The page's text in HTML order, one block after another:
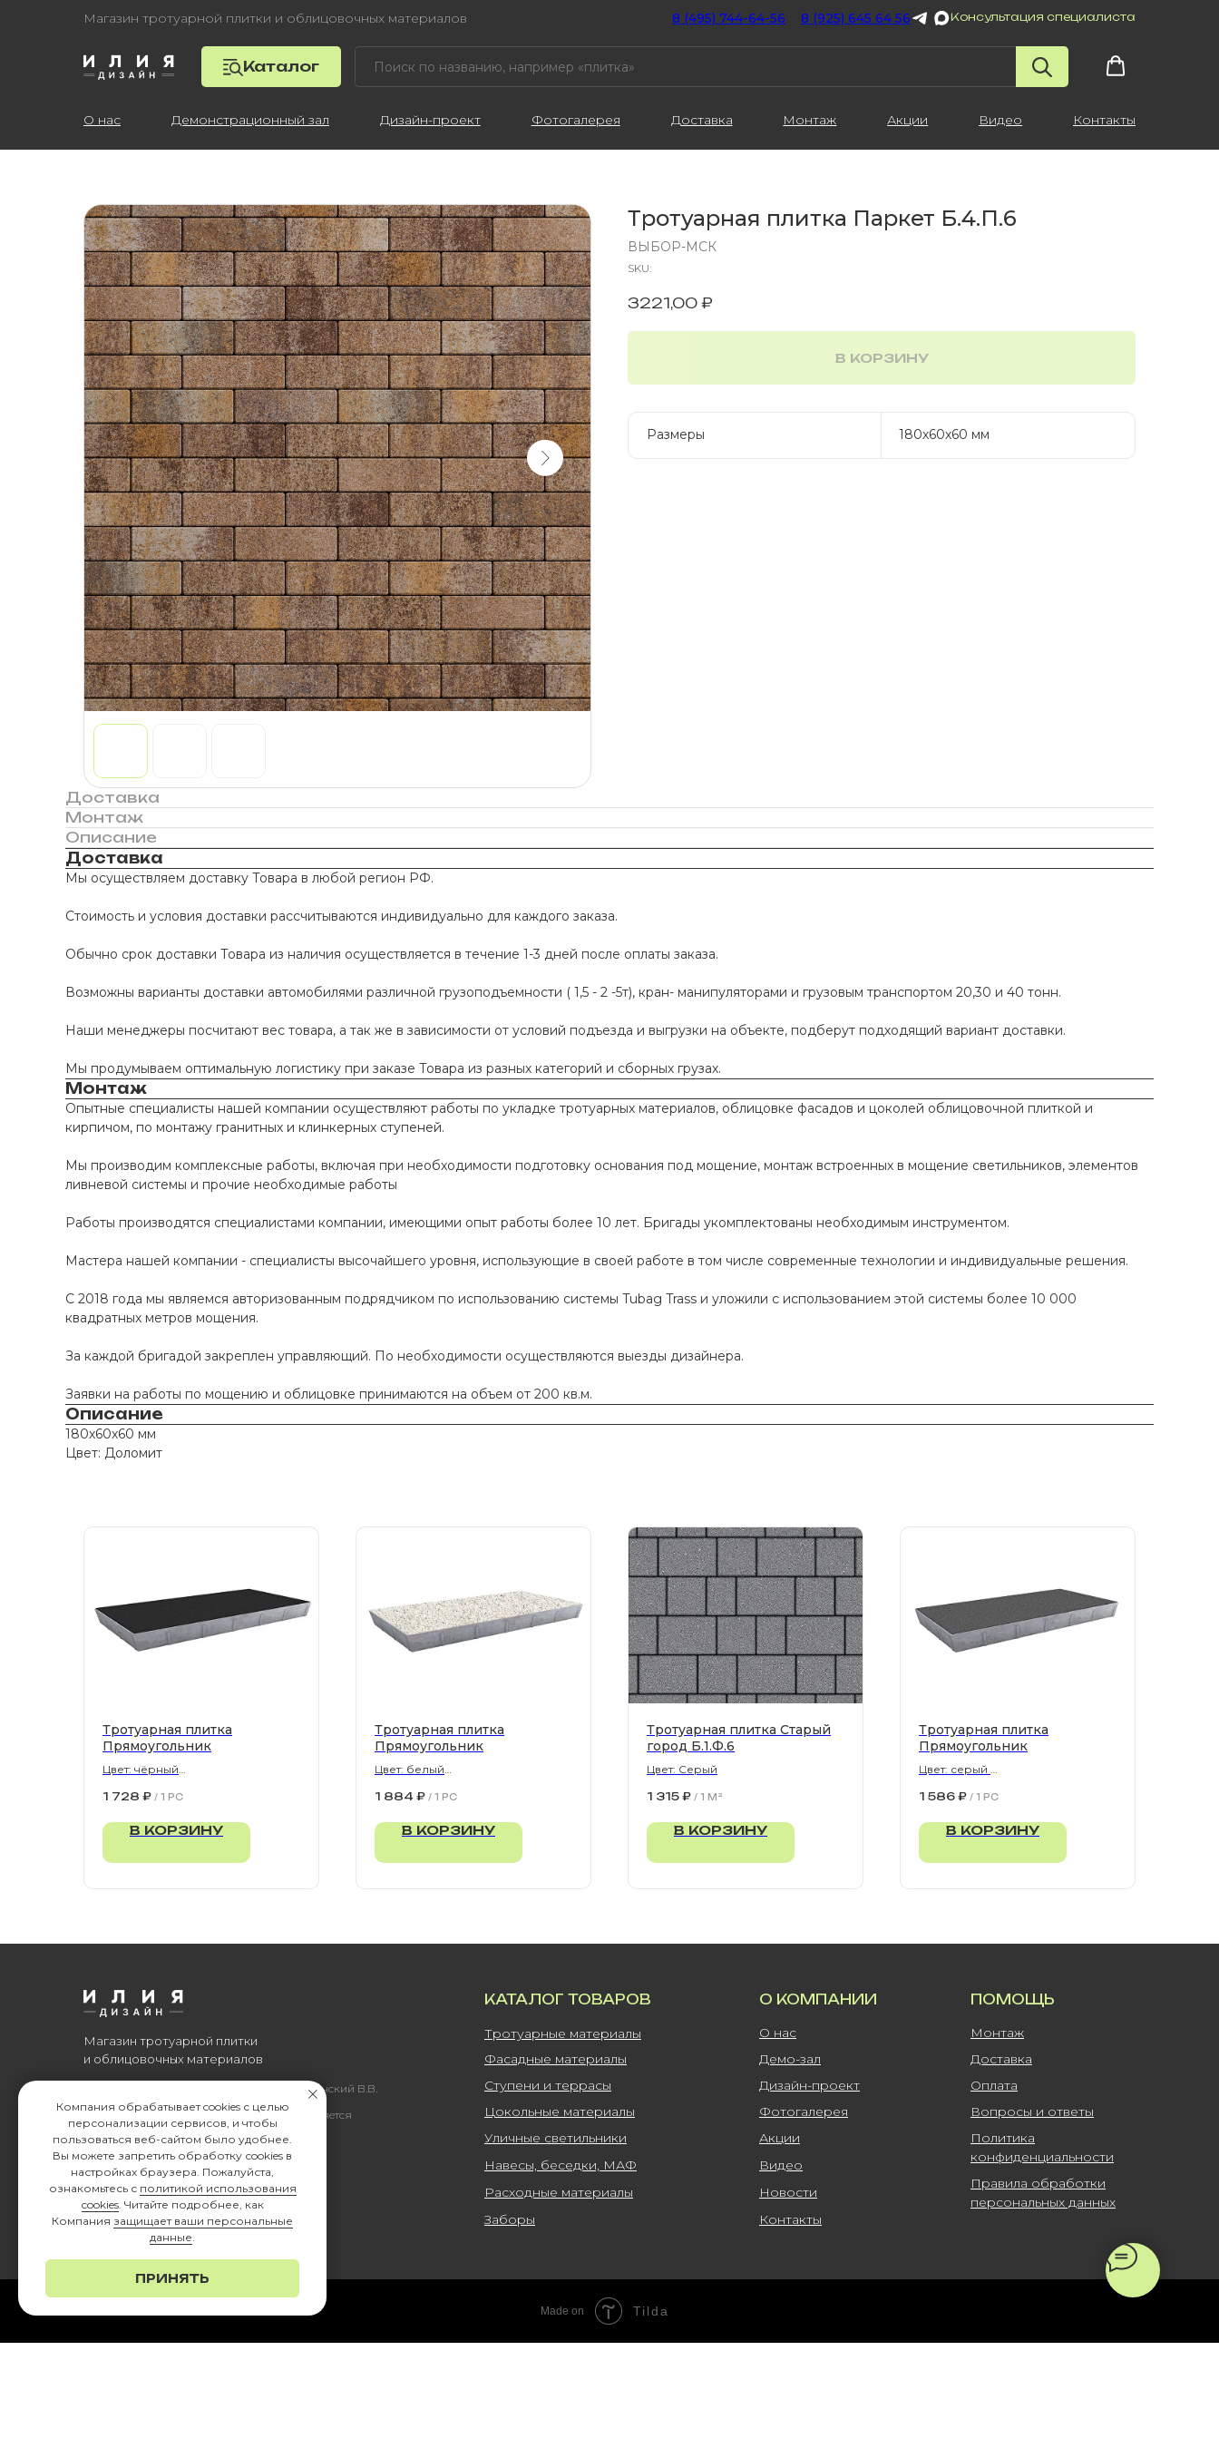
Магазин тротуарной плитки и облицовочных материалов 8 (495) 744-64-56 8 (925) 645 64 56 Консультация специалиста
Каталог
О нас Демонстрационный зал Дизайн-проект Фотогалерея Доставка Монтаж Акции Видео Контакты
Тротуарная плитка Паркет Б.4.П.6
ВЫБОР-МСК
SKU:
3221,00 ₽
В КОРЗИНУ
Размеры 180х60х60 мм
Доставка
Монтаж
Описание
Доставка
Мы осуществляем доставку Товара в любой регион РФ.
Стоимость и условия доставки рассчитываются индивидуально для каждого заказа.
Обычно срок доставки Товара из наличия осуществляется в течение 1-3 дней после оплаты заказа.
Возможны варианты доставки автомобилями различной грузоподъемности ( 1,5 - 2 -5т), кран- манипуляторами и грузовым транспортом 20,30 и 40 тонн.
Наши менеджеры посчитают вес товара, а так же в зависимости от условий подъезда и выгрузки на объекте, подберут подходящий вариант доставки.
Мы продумываем оптимальную логистику при заказе Товара из разных категорий и сборных грузах.
Монтаж
Опытные специалисты нашей компании осуществляют работы по укладке тротуарных материалов, облицовке фасадов и цоколей облицовочной плиткой и
кирпичом, по монтажу гранитных и клинкерных ступеней.
Мы производим комплексные работы, включая при необходимости подготовку основания под мощение, монтаж встроенных в мощение светильников, элементов
ливневой системы и прочие необходимые работы
Работы производятся специалистами компании, имеющими опыт работы более 10 лет. Бригады укомплектованы необходимым инструментом.
Мастера нашей компании - специалисты высочайшего уровня, использующие в своей работе в том числе современные технологии и индивидуальные решения.
С 2018 года мы являемся авторизованным подрядчиком по использованию системы Tubag Trass и уложили с использованием этой системы более 10 000
квадратных метров мощения.
За каждой бригадой закреплен управляющий. По необходимости осуществляются выезды дизайнера.
Заявки на работы по мощению и облицовке принимаются на объем от 200 кв.м.
Описание
180х60х60 мм
Цвет: Доломит
Тротуарная плитка
Прямоугольник
Цвет: чёрный
1 728 ₽ / 1 PC
В КОРЗИНУ
Тротуарная плитка
Прямоугольник
Цвет: белый
1 884 ₽ / 1 PC
В КОРЗИНУ
Тротуарная плитка Старый
город Б.1.Ф.6
Цвет: Серый
1 315 ₽ / 1 M²
В КОРЗИНУ
Тротуарная плитка
Прямоугольник
Цвет: серый
1 586 ₽ / 1 PC
В КОРЗИНУ
ИП Ильинский В.В. ИНН 501602422407
Информация, размещенная на сайте, не является
офертой или публичной офертой
Все права защищены. © 2006-2026. ИП Ильинский В.В.
Магазин тротуарной плитки
и облицовочных материалов
КАТАЛОГ ТОВАРОВ
Тротуарные материалы
ПОМОЩЬ
О КОМПАНИИ
Правила обработки
персональных данных
Политика
конфиденциальности
Вопросы и ответы
Оплата
Доставка
Монтаж
О нас
Контакты
Новости
Видео
Акции
Фотогалерея
Дизайн-проект
Расходные материалы
Навесы, беседки, МАФ
Уличные светильники
Цокольные материалы
Ступени и террасы
Фасадные материалы Демо-зал
Заборы
Компания обрабатывает cookies с целью
персонализации сервисов, и чтобы
пользоваться веб-сайтом было удобнее.
Вы можете запретить обработку сookies в
настройках браузера. Пожалуйста,
ознакомьтесь с политикой использования
cookies. Читайте подробнее, как
Компания защищает ваши персональные
данные.
ПРИНЯТЬ
Made on Tilda